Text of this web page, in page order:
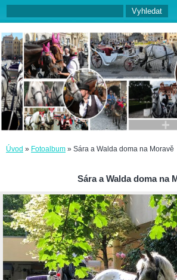
Úvod » Fotoalbum » Sára a Walda doma na Moravě
Sára a Walda doma na